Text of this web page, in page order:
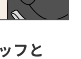
フと